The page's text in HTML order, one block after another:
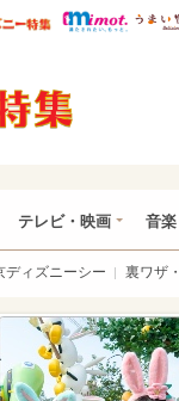
マ* ウレぴあ総研
テレビ・映画 音楽
ディズニーシー 裏ワザ